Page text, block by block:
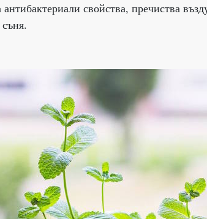
свойства, пречиства